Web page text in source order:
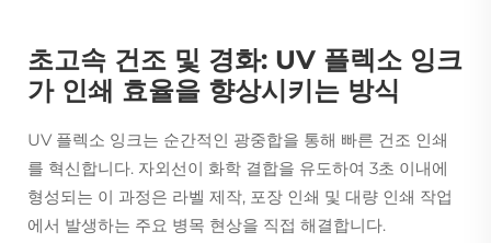
초고속 건조 및 경화: UV 플렉소 잉크
가 인쇄 효율을 향상시키는 방식
UV 플렉소 잉크는 순간적인 광중합을 통해 빠른 건조 인쇄
를 혁신합니다. 자외선이 화학 결합을 유도하여 3초 이내에
형성되는 이 과정은 라벨 제작, 포장 인쇄 및 대량 인쇄 작업
에서 발생하는 주요 병목 현상을 직접 해결합니다.